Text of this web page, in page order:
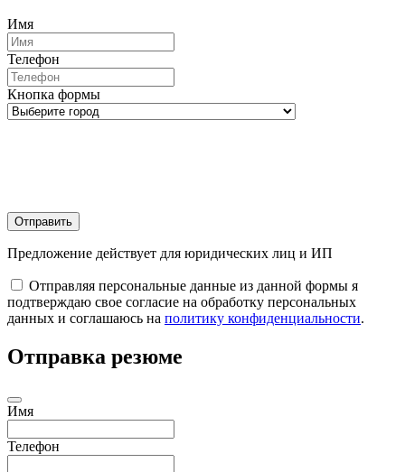
Имя
Телефон
Кнопка формы
Отправить
Предложение действует для юридических лиц и ИП
Отправляя персональные данные из данной формы я
подтверждаю свое согласие на обработку персональных
данных и соглашаюсь на политику конфиденциальности.
Отправка резюме
Имя
Телефон